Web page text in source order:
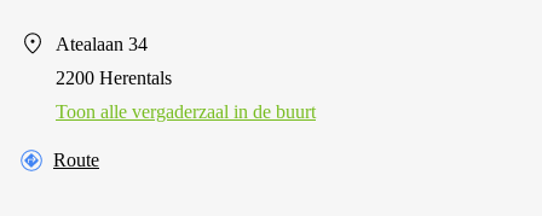
Atealaan 34
2200 Herentals
Toon alle vergaderzaal in de buurt
Route